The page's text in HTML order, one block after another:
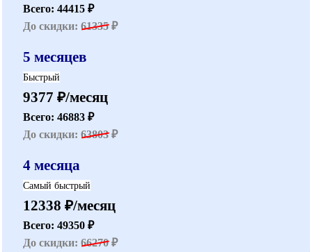
Всего: 44415 ₽
До скидки: 61335₽
5 месяцев
Быстрый
9377 ₽/месяц
Всего: 46883 ₽
До скидки: 63803₽
4 месяца
Самый быстрый
12338 ₽/месяц
Всего: 49350 ₽
До скидки: 66270₽